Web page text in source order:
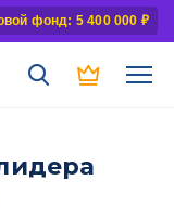
фонд: 5 400 000 ₽